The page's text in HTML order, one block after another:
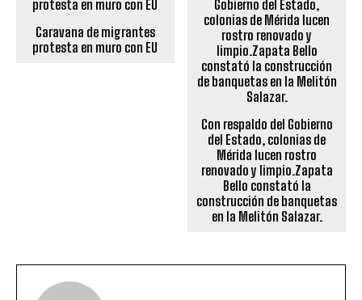
Caravana de migrantes
protesta en muro con EU
Con respaldo del Gobierno
del Estado, colonias de
Mérida lucen rostro
renovado y limpio.Zapata
Bello constató la
construcción de banquetas
en la Melitón Salazar.